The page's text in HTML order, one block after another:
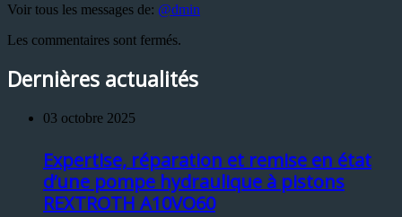
Voir tous les messages de: @dmin
Les commentaires sont fermés.
Dernières actualités
03 octobre 2025
Expertise, réparation et remise en état
d’une pompe hydraulique à pistons
REXTROTH A10VO60